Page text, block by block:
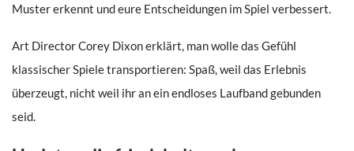
Muster erkennt und eure Entscheidungen im Spiel verbessert.
Art Director Corey Dixon erklärt, man wolle das Gefühl
klassischer Spiele transportieren: Spaß, weil das Erlebnis
überzeugt, nicht weil ihr an ein endloses Laufband gebunden
seid.